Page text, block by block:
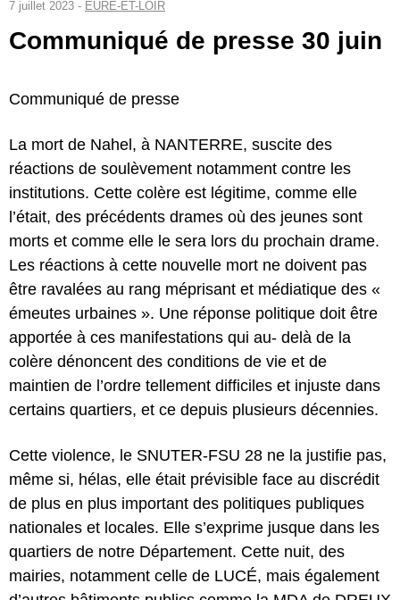
7 juillet 2023 - EURE-ET-LOIR
Communiqué de presse 30 juin
Communiqué de presse
La mort de Nahel, à NANTERRE, suscite des
réactions de soulèvement notamment contre les
institutions. Cette colère est légitime, comme elle
l’était, des précédents drames où des jeunes sont
morts et comme elle le sera lors du prochain drame.
Les réactions à cette nouvelle mort ne doivent pas
être ravalées au rang méprisant et médiatique des «
émeutes urbaines ». Une réponse politique doit être
apportée à ces manifestations qui au- delà de la
colère dénoncent des conditions de vie et de
maintien de l’ordre tellement difficiles et injuste dans
certains quartiers, et ce depuis plusieurs décennies.
Cette violence, le SNUTER-FSU 28 ne la justifie pas,
même si, hélas, elle était prévisible face au discrédit
de plus en plus important des politiques publiques
nationales et locales. Elle s’exprime jusque dans les
quartiers de notre Département. Cette nuit, des
mairies, notamment celle de LUCÉ, mais également